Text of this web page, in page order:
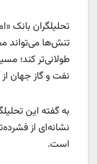
تحلیلگران بانک
تنش‌ها می‌تواند
طولانی‌تر کند؛
نفت و گاز جهان
به گفته این
نشانه‌ای از
است.